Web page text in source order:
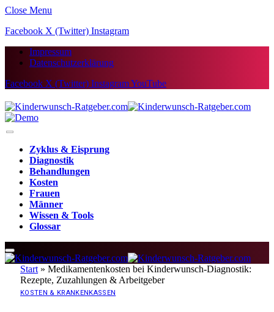
Close Menu
Facebook X (Twitter) Instagram
Impressum
Datenschutzerklärung
Facebook X (Twitter) InstagramYouTube
Zyklus & Eisprung
Diagnostik
Behandlungen
Kosten
Frauen
Männer
Wissen & Tools
Glossar
Start » Medikamentenkosten bei Kinderwunsch-Diagnostik:
Rezepte, Zuzahlungen & Arbeitgeber
KOSTEN & KRANKENKASSEN